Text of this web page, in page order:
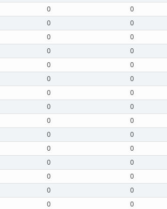
0 0
0 0
0 0
0 0
0 0
0 0
0 0
0 0
0 0
0 0
0 0
0 0
0 0
0 0
0 0